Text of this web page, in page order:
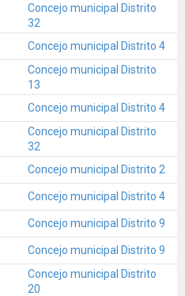
Concejo municipal Distrito
32
Concejo municipal Distrito 4
Concejo municipal Distrito
13
Concejo municipal Distrito 4
Concejo municipal Distrito
32
Concejo municipal Distrito 2
Concejo municipal Distrito 4
Concejo municipal Distrito 9
Concejo municipal Distrito 9
Concejo municipal Distrito
20